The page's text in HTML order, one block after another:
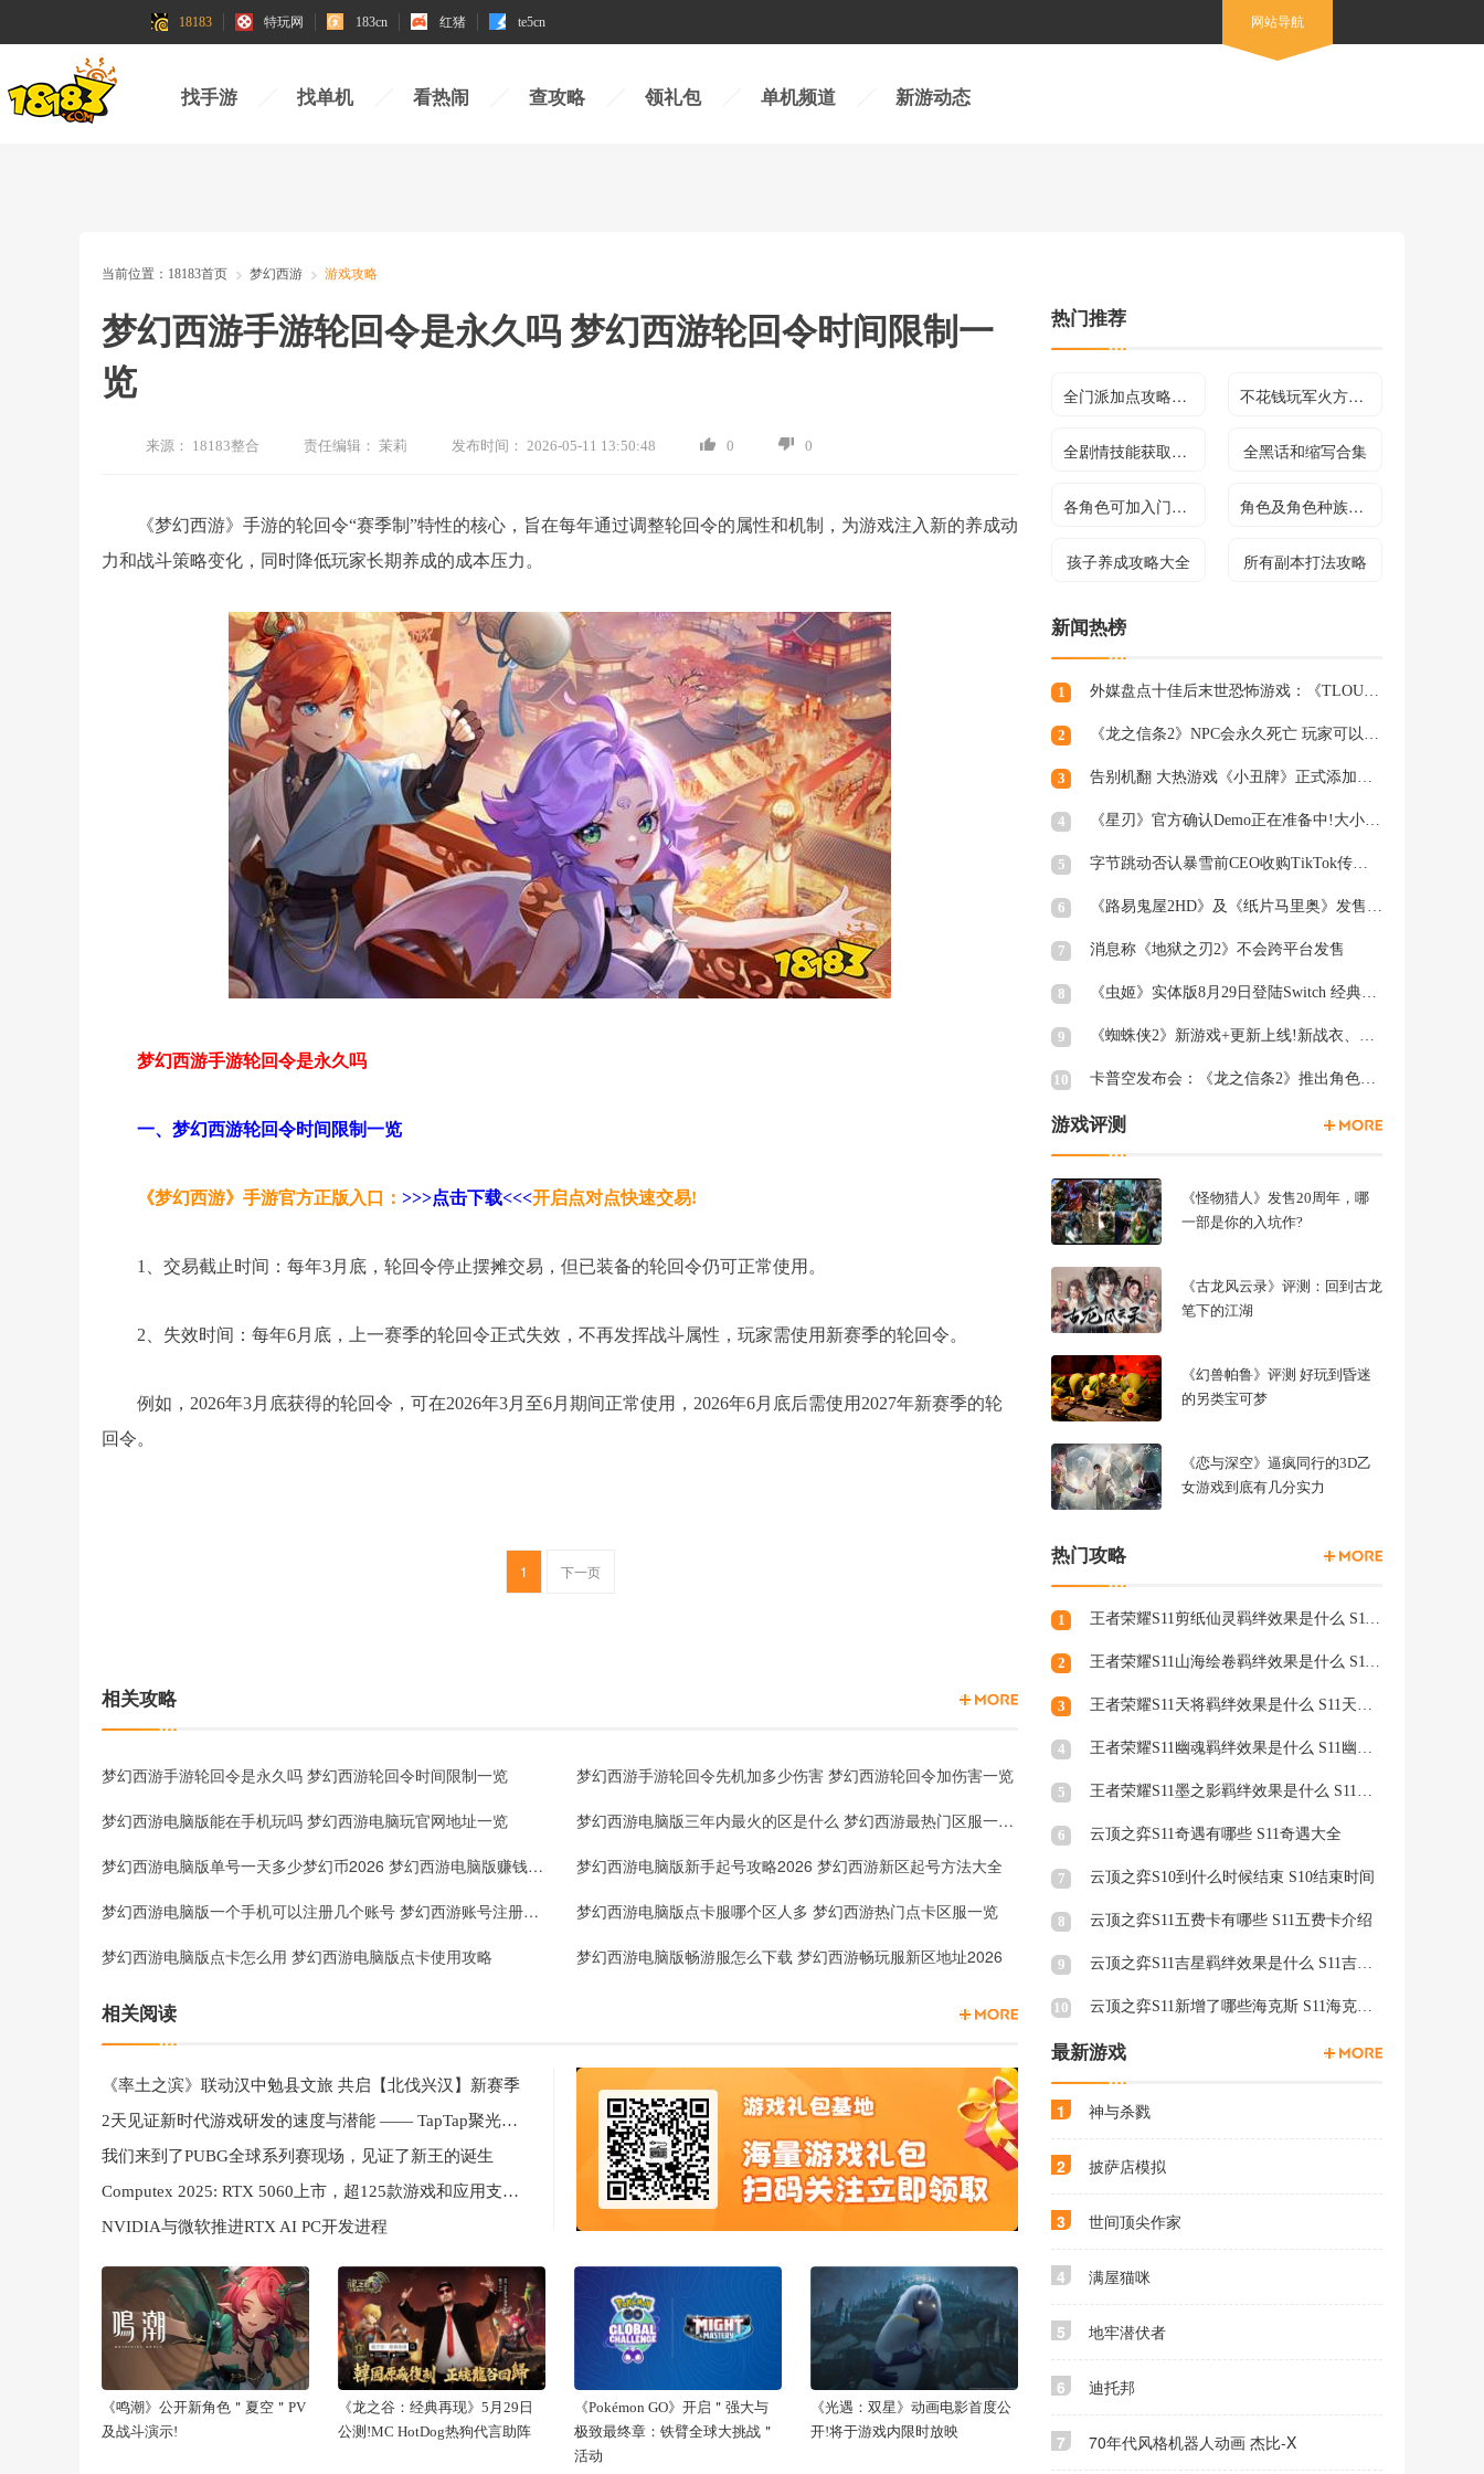
18183 特玩网 183cn 红猪 te5cn 网站导航
找手游 找单机 看热闹 查攻略 领礼包 单机频道 新游动态
当前位置： 18183首页 梦幻西游 游戏攻略
梦幻西游手游轮回令是永久吗 梦幻西游轮回令时间限制一
览
来源： 18183整合 责任编辑： 茉莉 发布时间： 2026-05-11 13:50:48 0 0
《梦幻西游》手游的轮回令“赛季制”特性的核心，旨在每年通过调整轮回令的属性和机制，为游戏注入新的养成动
力和战斗策略变化，同时降低玩家长期养成的成本压力。
梦幻西游手游轮回令是永久吗
一、梦幻西游轮回令时间限制一览
《梦幻西游》手游官方正版入口： >>>点击下载<<<开启点对点快速交易!
1、交易截止时间：每年3月底，轮回令停止摆摊交易，但已装备的轮回令仍可正常使用。
2、失效时间：每年6月底，上一赛季的轮回令正式失效，不再发挥战斗属性，玩家需使用新赛季的轮回令。
例如，2026年3月底获得的轮回令，可在2026年3月至6月期间正常使用，2026年6月底后需使用2027年新赛季的轮
回令。
1 下一页
相关攻略
梦幻西游手游轮回令是永久吗 梦幻西游轮回令时间限制一览 梦幻西游手游轮回令先机加多少伤害 梦幻西游轮回令加伤害一览
梦幻西游电脑版能在手机玩吗 梦幻西游电脑玩官网地址一览 梦幻西游电脑版三年内最火的区是什么 梦幻西游最热门区服一览2026
梦幻西游电脑版单号一天多少梦幻币2026 梦幻西游电脑版赚钱梦幻币一览 梦幻西游电脑版新手起号攻略2026 梦幻西游新区起号方法大全
梦幻西游电脑版一个手机可以注册几个账号 梦幻西游账号注册攻略 梦幻西游电脑版点卡服哪个区人多 梦幻西游热门点卡区服一览
梦幻西游电脑版点卡怎么用 梦幻西游电脑版点卡使用攻略 梦幻西游电脑版畅游服怎么下载 梦幻西游畅玩服新区地址2026
相关阅读
《率土之滨》联动汉中勉县文旅 共启【北伐兴汉】新赛季
2天见证新时代游戏研发的速度与潜能 —— TapTap聚光灯48小时GameJam开启报名
我们来到了PUBG全球系列赛现场，见证了新王的诞生
Computex 2025: RTX 5060上市，超125款游戏和应用支持DLSS 4
NVIDIA与微软推进RTX AI PC开发进程
《鸣潮》公开新角色＂夏空＂PV
及战斗演示!
《龙之谷：经典再现》5月29日
公测!MC HotDog热狗代言助阵
《Pokémon GO》开启＂强大与
极致最终章：铁臂全球大挑战＂
活动
《光遇：双星》动画电影首度公
开!将于游戏内限时放映
热门推荐
全门派加点攻略合集 不花钱玩军火方法介绍
全剧情技能获取方法及效果介绍 全黑话和缩写合集
各角色可加入门派介绍 角色及角色种族介绍
孩子养成攻略大全 所有副本打法攻略
新闻热榜
1 外媒盘点十佳后末世恐怖游戏：《TLOU》登顶
2 《龙之信条2》NPC会永久死亡 玩家可以出手进行保护
3 告别机翻 大热游戏《小丑牌》正式添加简体中文支持
4 《星刃》官方确认Demo正在准备中!大小或超16GB
5 字节跳动否认暴雪前CEO收购TikTok传言：假的!
6 《路易鬼屋2HD》及《纸片马里奥》发售日确定
7 消息称《地狱之刃2》不会跨平台发售
8 《虫姬》实体版8月29日登陆Switch 经典弹幕射击
9 《蜘蛛侠2》新游戏+更新上线!新战衣、终极关卡等
10 卡普空发布会：《龙之信条2》推出角色创建试玩工具
游戏评测
《怪物猎人》发售20周年，哪
一部是你的入坑作?
《古龙风云录》评测：回到古龙
笔下的江湖
《幻兽帕鲁》评测 好玩到昏迷
的另类宝可梦
《恋与深空》逼疯同行的3D乙
女游戏到底有几分实力
热门攻略
1 王者荣耀S11剪纸仙灵羁绊效果是什么 S11剪纸仙灵羁绊介绍
2 王者荣耀S11山海绘卷羁绊效果是什么 S11山海绘卷羁绊介绍
3 王者荣耀S11天将羁绊效果是什么 S11天将羁绊介绍
4 王者荣耀S11幽魂羁绊效果是什么 S11幽魂羁绊介绍
5 王者荣耀S11墨之影羁绊效果是什么 S11墨之影羁绊效果介绍
6 云顶之弈S11奇遇有哪些 S11奇遇大全
7 云顶之弈S10到什么时候结束 S10结束时间
8 云顶之弈S11五费卡有哪些 S11五费卡介绍
9 云顶之弈S11吉星羁绊效果是什么 S11吉星羁绊效果介绍
10 云顶之弈S11新增了哪些海克斯 S11海克斯介绍
最新游戏
1 神与杀戮
2 披萨店模拟
3 世间顶尖作家
4 满屋猫咪
5 地牢潜伏者
6 迪托邦
7 70年代风格机器人动画 杰比-X